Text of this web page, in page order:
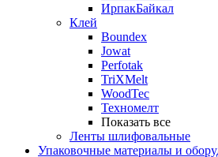
ИрпакБайкал
Клей
Boundex
Jowat
Perfotak
TriXMelt
WoodTec
Техномелт
Показать все
Ленты шлифовальные
Упаковочные материалы и